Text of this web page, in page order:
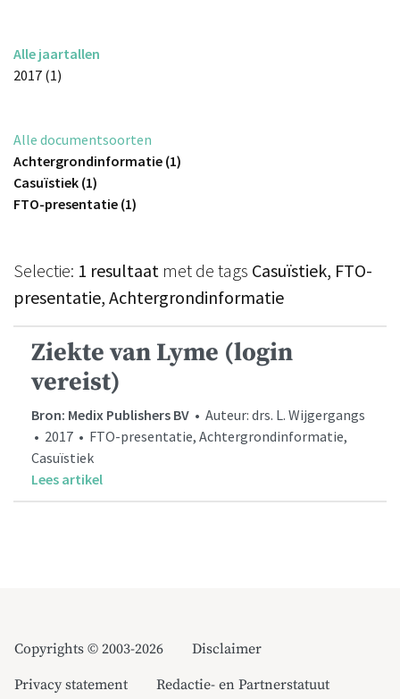
Alle jaartallen
2017 (1)
Alle documentsoorten
Achtergrondinformatie (1)
Casuïstiek (1)
FTO-presentatie (1)
Selectie: 1 resultaat met de tags Casuïstiek, FTO-
presentatie, Achtergrondinformatie
Ziekte van Lyme (login
vereist)
Bron: Medix Publishers BV • Auteur: drs. L. Wijgergangs
• 2017 • FTO-presentatie, Achtergrondinformatie,
Casuïstiek
Lees artikel
Copyrights © 2003-2026
Disclaimer
Privacy statement
Redactie- en Partnerstatuut